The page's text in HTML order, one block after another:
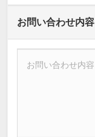
お問い合わせ内容